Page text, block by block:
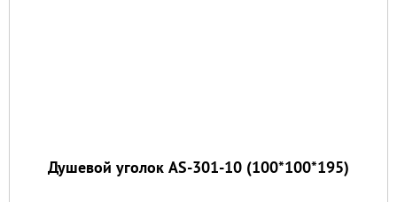
Душевой уголок AS-301-10 (100*100*195)